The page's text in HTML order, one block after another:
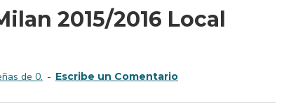
2015/2016 Local
de 0. - Escribe un Comentario